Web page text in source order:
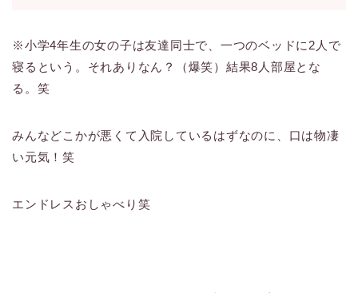
※小学4年生の女の子は友達同士で、一つのベッドに2人で
寝るという。それありなん？（爆笑）結果8人部屋とな
る。笑
みんなどこかが悪くて入院しているはずなのに、口は物凄
い元気！笑
エンドレスおしゃべり笑